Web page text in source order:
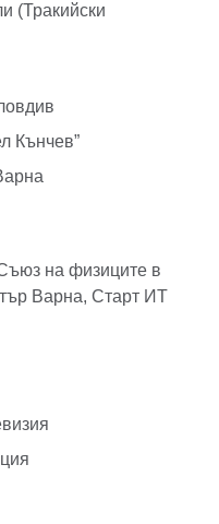
(Тракийски
Кънчев”
на физиците в
Варна, Старт ИТ